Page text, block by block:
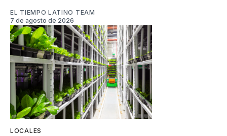
EL TIEMPO LATINO TEAM
7 de agosto de 2026
LOCALES